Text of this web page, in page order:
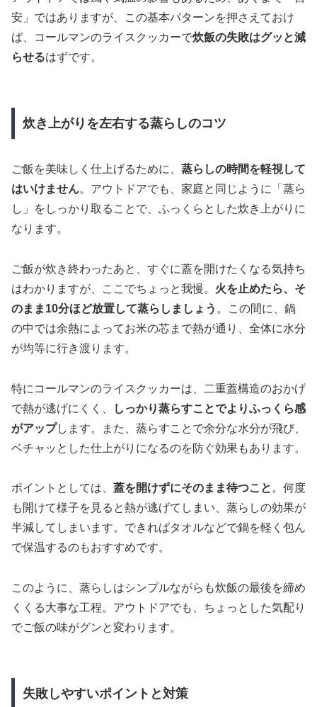
安」ではありますが、この基本パターンを押さえておけ
ば、コールマンのライスクッカーで炊飯の失敗はグッと減
らせるはずです。
炊き上がりを左右する蒸らしのコツ
ご飯を美味しく仕上げるために、 蒸らしの時間を軽視して
はいけません。アウトドアでも、家庭と同じように「蒸ら
し」をしっかり取ることで、ふっくらとした炊き上がりに
なります。
ご飯が炊き終わったあと、すぐに蓋を開けたくなる気持ち
はわかりますが、ここでちょっと我慢。 火を止めたら、そ
のまま10分ほど放置して蒸らしましょう 。この間に、鍋
の中では余熱によってお米の芯まで熱が通り、全体に水分
が均等に行き渡ります。
特にコールマンのライスクッカーは、二重蓋構造のおかげ
で熱が逃げにくく、
しっかり蒸らすことでよりふっくら感
がアップします。また、蒸らすことで余分な水分が飛び、
ベチャッとした仕上がりになるのを防ぐ効果もあります。
ポイントとしては、 蓋を開けずにそのまま待つこと 。何度
も開けて様子を見ると熱が逃げてしまい、蒸らしの効果が
半減してしまいます。できればタオルなどで鍋を軽く包ん
で保温するのもおすすめです。
このように、蒸らしはシンプルながらも炊飯の最後を締め
くくる大事な工程。アウトドアでも、ちょっとした気配り
でご飯の味がグンと変わります。
失敗しやすいポイントと対策